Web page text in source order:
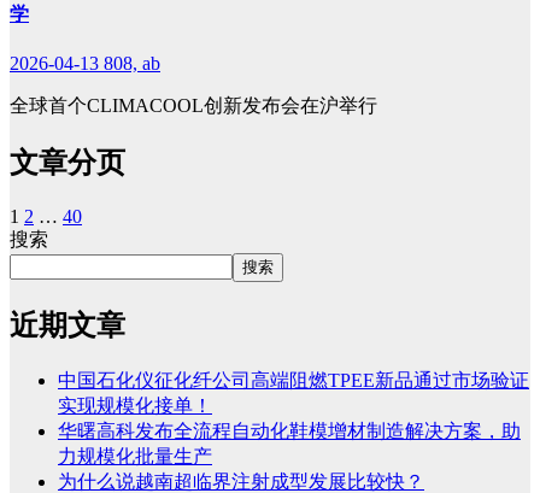
学
2026-04-13 808, ab
全球首个CLIMACOOL创新发布会在沪举行
文章分页
1 2 … 40
搜索
搜索
近期文章
中国石化仪征化纤公司高端阻燃TPEE新品通过市场验证
实现规模化接单！
华曙高科发布全流程自动化鞋模增材制造解决方案，助
力规模化批量生产
为什么说越南超临界注射成型发展比较快？